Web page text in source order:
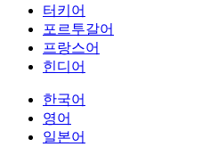
터키어
포르투갈어
프랑스어
힌디어
한국어
영어
일본어